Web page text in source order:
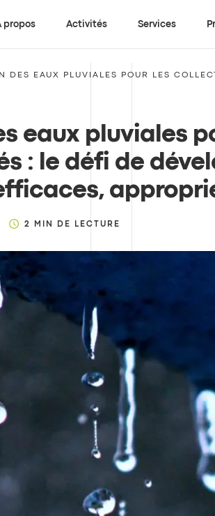
propos Activités Services
DES EAUX PLUVIALES POUR LES
eaux pluviales
: le défi de
2 MIN DE LECTURE